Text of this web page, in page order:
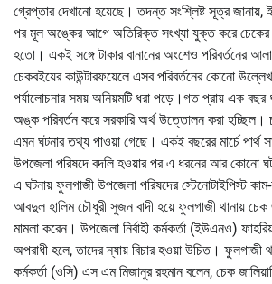
গ্রেপ্তার দেখানো হয়েছে। তদন্ত সংশ্লিষ্ট সূত্র জানায়,
পর মূল অঙ্কের আগে অতিরিক্ত সংখ্যা যুক্ত করে চেকের
হতো। একই সঙ্গে টাকার বানানের অংশেও পরিবর্তনের
চেকবইয়ের কাউন্টারফয়েলে এসব পরিবর্তনের কোনো উল্লেখ
পর্যালোচনার সময় অনিয়মটি ধরা পড়ে।গত প্রায় এক
অঙ্ক পরিবর্তন করে সরকারি অর্থ উত্তোলন করা হচ্ছিল।
এমন ঘটনার তথ্য পাওয়া গেছে। একই বছরের মার্চে পার্থ
উপজেলা পরিষদে বদলি হওয়ার পর এ ধরনের আর কোনো
এ ঘটনায় ফুলগাজী উপজেলা পরিষদের স্টেনোটাইপিস্ট
আবদুল হালিম চৌধুরী সুজন বাদী হয়ে ফুলগাজী থানায় চেক
মামলা করেন। উপজেলা নির্বাহী কর্মকর্তা (ইউএনও)
অপরাধী হলে, তাদের ন্যায় বিচার হওয়া উচিত। ফুলগাজী
কর্মকর্তা (ওসি) এস এম মিজানুর রহমান বলেন, চেক